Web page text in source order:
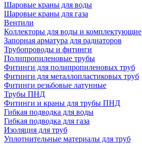
Шаровые краны для воды
Шаровые краны для газа
Вентили
Коллекторы для воды и комплектующие
Запорная арматура для радиаторов
Трубопроводы и фитинги
Полипропиленовые трубы
Фитинги для полипропиленовых труб
Фитинги для металлопластиковых труб
Фитинги резьбовые латунные
Трубы ПНД
Фитинги и краны для трубы ПНД
Гибкая подводка для воды
Гибкая подводка для газа
Изоляция для труб
Уплотнительные материалы для труб